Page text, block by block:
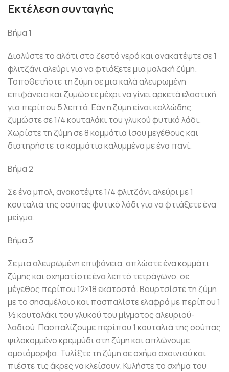
Εκτέλεση συνταγής
Βήμα 1
Διαλύστε το αλάτι στο ζεστό νερό και ανακατέψτε σε 1
φλιτζάνι αλεύρι για να φτιάξετε μια μαλακή ζύμη.
Τοποθετήστε τη ζύμη σε μια καλά αλευρωμένη
επιφάνεια και ζυμώστε μέχρι να γίνει αρκετά ελαστική,
για περίπου 5 λεπτά. Εάν η ζύμη είναι κολλώδης,
ζυμώστε σε 1/4 κουταλάκι του γλυκού φυτικό λάδι.
Χωρίστε τη ζύμη σε 8 κομμάτια ίσου μεγέθους και
διατηρήστε τα κομμάτια καλυμμένα με ένα πανί.
Βήμα 2
Σε ένα μπολ, ανακατέψτε 1/4 φλιτζάνι αλεύρι με 1
κουταλιά της σούπας φυτικό λάδι για να φτιάξετε ένα
μείγμα.
Βήμα 3
Σε μια αλευρωμένη επιφάνεια, απλώστε ένα κομμάτι
ζύμης και σχηματίστε ένα λεπτό τετράγωνο, σε
μέγεθος περίπου 12×18 εκατοστά. Βουρτσίστε τη ζύμη
με το σησαμέλαιο και πασπαλίστε ελαφρά με περίπου 1
½ κουταλάκι του γλυκού του μίγματος αλευριού-
λαδιού. Πασπαλίζουμε περίπου 1 κουταλιά της σούπας
ψιλοκομμένο κρεμμύδι στη ζύμη και απλώνουμε
ομοιόμορφα. Τυλίξτε τη ζύμη σε σχήμα σχοινιού και
πιέστε τις άκρες να κλείσουν. Κυλήστε το σχήμα του